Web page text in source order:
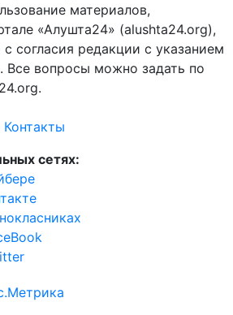
материалов,
«Алушта24» (alushta24.org),
согласия редакции с указанием
Все вопросы можно задать по
Контакты
сетях: